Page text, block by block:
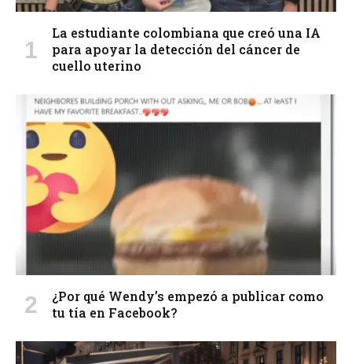
La estudiante colombiana que creó una IA
para apoyar la detección del cáncer de
cuello uterino
¿Por qué Wendy’s empezó a publicar como
tu tía en Facebook?